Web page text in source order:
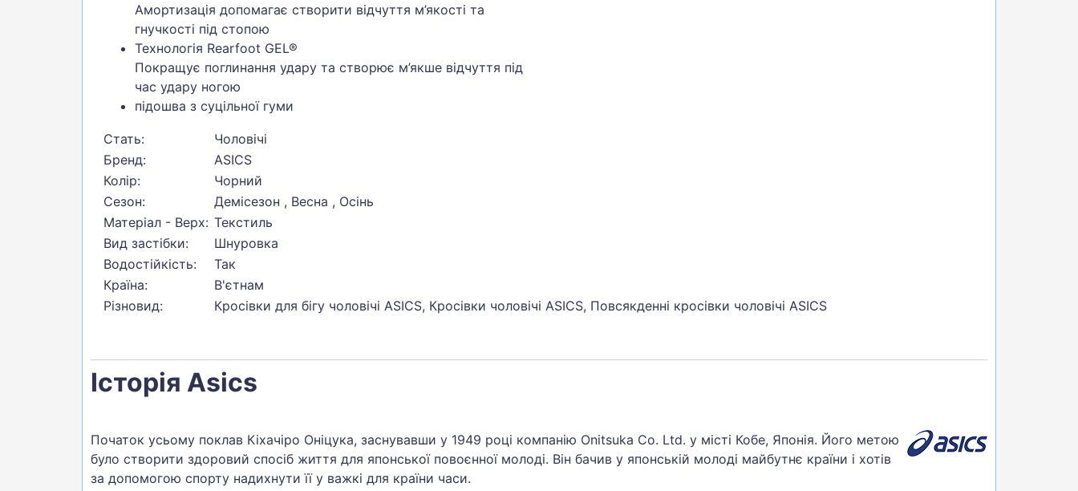
Амортизація допомагає створити відчуття м’якості та
гнучкості під стопою
Технологія Rearfoot GEL®
Покращує поглинання удару та створює м’якше відчуття під
час удару ногою
підошва з суцільної гуми
Стать:
Чоловічі
Бренд:
ASICS
Колір:
Чорний
Сезон:
Демісезон , Весна , Осінь
Матеріал - Верх: Текстиль
Вид застібки:
Шнуровка
Водостійкість:
Так
Країна:
В'єтнам
Різновид:
Кросівки для бігу чоловічі ASICS, Кросівки чоловічі ASICS, Повсякденні кросівки чоловічі ASICS
Історія Asics
Початок усьому поклав Кіхачіро Оніцука, заснувавши у 1949 році компанію Onitsuka Co. Ltd. у місті Кобе, Японія. Його метою
було створити здоровий спосіб життя для японської повоєнної молоді. Він бачив у японській молоді майбутнє країни і хотів
за допомогою спорту надихнути її у важкі для країни часи.